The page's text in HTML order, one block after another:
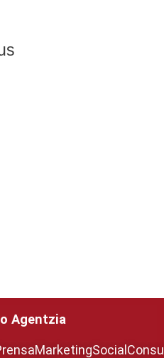
Agentzia
MarketingSocial